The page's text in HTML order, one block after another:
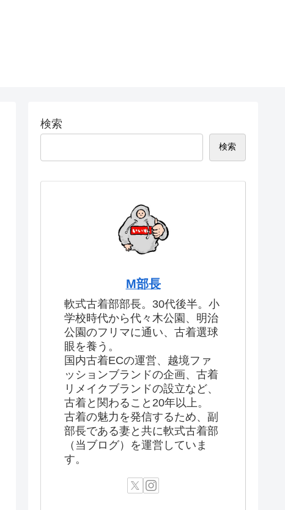
検索
検索
M部長
軟式古着部部長。30代後半。小
学校時代から代々木公園、明治
公園のフリマに通い、古着選球
眼を養う。
国内古着ECの運営、越境ファ
ッションブランドの企画、古着
リメイクブランドの設立など、
古着と関わること20年以上。
古着の魅力を発信するため、副
部長である妻と共に軟式古着部
（当ブログ）を運営していま
す。